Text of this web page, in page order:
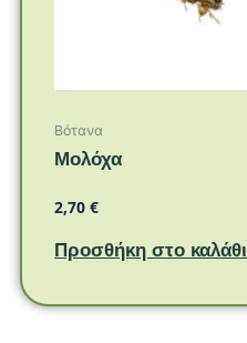
Βότανα
Μολόχα
2,70€
Προσθήκη στο καλάθι